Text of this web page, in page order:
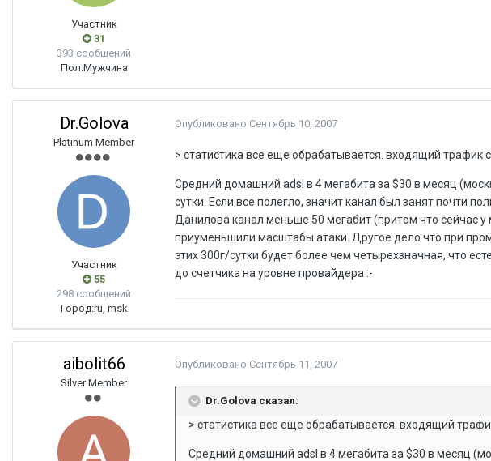
Участник
31
393 сообщений
Пол:Мужчина
Dr.Golova
Platinum Member
Участник
55
298 сообщений
Город:ru, msk
Опубликовано Сентябрь 10, 2007
> статистика все еще обрабатывается. входящий трафик
Средний домашний adsl в 4 мегабита за $30 в месяц
сутки. Если все полегло, значит канал был занят почти
Данилова канал меньше 50 мегабит (притом что сейчас
приуменьшили масштабы атаки. Другое дело что при
этих 300г/сутки будет более чем четырехзначная, что
до счетчика на уровне провайдера :-
aibolit66
Silver Member
Опубликовано Сентябрь 11, 2007
Dr.Golova сказал:
> статистика все еще обрабатывается. входящий
Средний домашний adsl в 4 мегабита за $30 в месяц